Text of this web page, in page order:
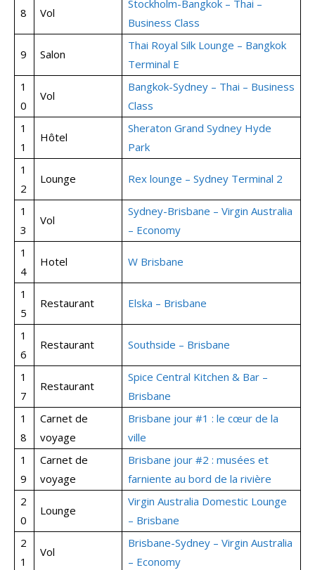
8 Vol
Stockholm-Bangkok – Thai –
Business Class
9 Salon
Thai Royal Silk Lounge – Bangkok
Terminal E
1
0
Vol
Bangkok-Sydney – Thai – Business
Class
1
1
Hôtel
Sheraton Grand Sydney Hyde
Park
1
2
Lounge Rex lounge – Sydney Terminal 2
1
3
Vol
Sydney-Brisbane – Virgin Australia
– Economy
1
4
Hotel W Brisbane
1
5
Restaurant Elska – Brisbane
1
6
Restaurant Southside – Brisbane
1
7
Restaurant
Spice Central Kitchen & Bar –
Brisbane
1
8
Carnet de
voyage
Brisbane jour #1 : le cœur de la
ville
1
9
Carnet de
voyage
Brisbane jour #2 : musées et
farniente au bord de la rivière
2
0
Lounge
Virgin Australia Domestic Lounge
– Brisbane
2
1
Vol
Brisbane-Sydney – Virgin Australia
– Economy